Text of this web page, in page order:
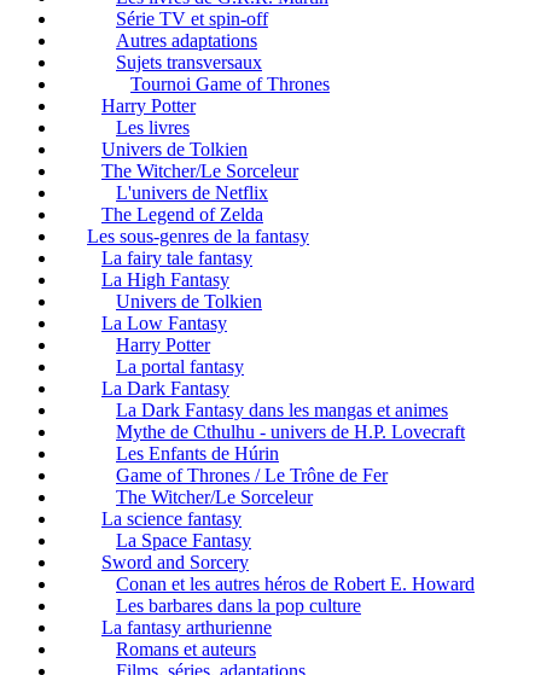
Série TV et spin-off
Autres adaptations
Sujets transversaux
Tournoi Game of Thrones
Harry Potter
Les livres
Univers de Tolkien
The Witcher/Le Sorceleur
L'univers de Netflix
The Legend of Zelda
Les sous-genres de la fantasy
La fairy tale fantasy
La High Fantasy
Univers de Tolkien
La Low Fantasy
Harry Potter
La portal fantasy
La Dark Fantasy
La Dark Fantasy dans les mangas et animes
Mythe de Cthulhu - univers de H.P. Lovecraft
Les Enfants de Húrin
Game of Thrones / Le Trône de Fer
The Witcher/Le Sorceleur
La science fantasy
La Space Fantasy
Sword and Sorcery
Conan et les autres héros de Robert E. Howard
Les barbares dans la pop culture
La fantasy arthurienne
Romans et auteurs
Films, séries, adaptations